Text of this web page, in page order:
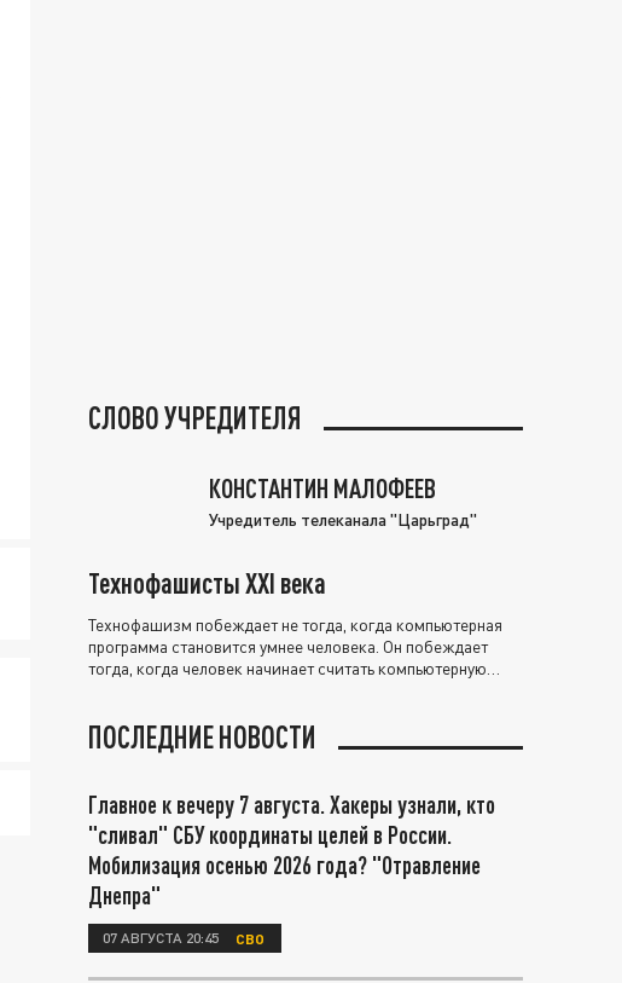
СЛОВО УЧРЕДИТЕЛЯ
КОНСТАНТИН МАЛОФЕЕВ
Учредитель телеканала "Царьград"
Технофашисты XXI века
Технофашизм побеждает не тогда, когда компьютерная
программа становится умнее человека. Он побеждает
тогда, когда человек начинает считать компьютерную
ПОСЛЕДНИЕ НОВОСТИ
Главное к вечеру 7 августа. Хакеры узнали, кто
"сливал" СБУ координаты целей в России.
Мобилизация осенью 2026 года? "Отравление
Днепра"
07 АВГУСТА 20:45 СВО